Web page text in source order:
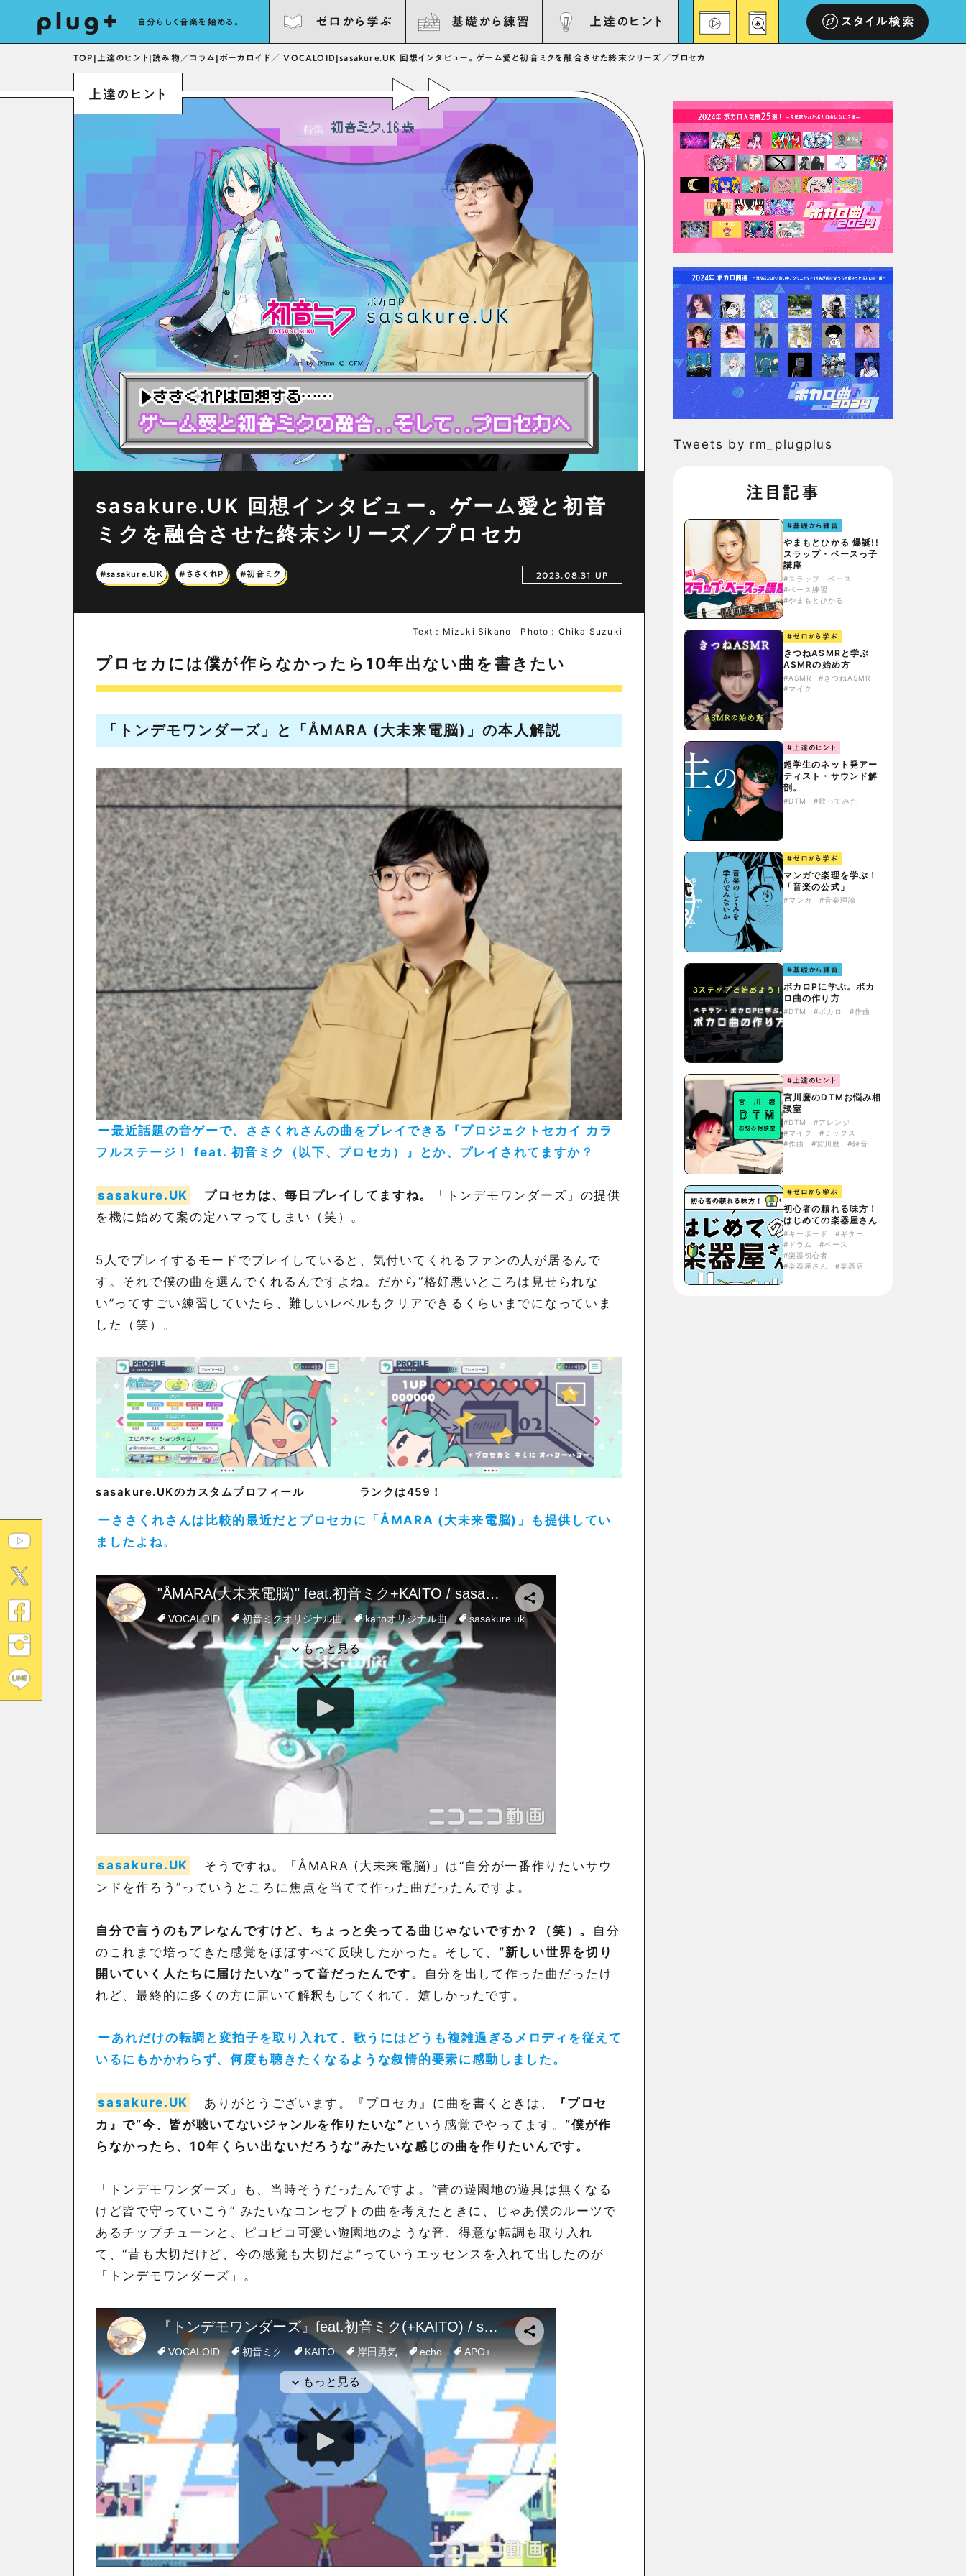
自分らしく音楽を始める。 ゼロから学ぶ 基礎から練習 上達のヒント スタイル検索
TOP | 上達のヒント |読み物／コラム | ボーカロイド／ VOCALOID|sasakure.UK 回想インタビュー。ゲーム愛と初音ミクを融合させた終末シリーズ／プロセカ
上達のヒント
sasakure.UK 回想インタビュー。ゲーム愛と初音
ミクを融合させた終末シリーズ／プロセカ
#sasakure.UK #ささくれP #初音ミク 2023.08.31 UP
Text：Mizuki Sikano Photo：Chika Suzuki
プロセカには僕が作らなかったら10年出ない曲を書きたい
「トンデモワンダーズ」と「ÅMARA (大未来電脳)」の本人解説
ー最近話題の音ゲーで、ささくれさんの曲をプレイできる『プロジェクトセカイ カラ
フルステージ！ feat. 初音ミク（以下、プロセカ）』とか、プレイされてますか？
sasakure.UK プロセカは、毎日プレイしてますね。
「トンデモワンダーズ」の提供
を機に始めて案の定ハマってしまい（笑）。
5人でプレイするモードでプレイしていると、気付いてくれるファンの人が居るんで
す。それで僕の曲を選んでくれるんですよね。だから“格好悪いところは見せられな
い”ってすごい練習していたら、難しいレベルもクリアできるくらいまでになっていま
した（笑）。
sasakure.UKのカスタムプロフィール ランクは459！
ーささくれさんは比較的最近だとプロセカに「ÅMARA (大未来電脳)」も提供してい
ましたよね。
sasakure.UK
そうですね。「ÅMARA (大未来電脳)」は“自分が一番作りたいサウ
ンドを作ろう”っていうところに焦点を当てて作った曲だったんですよ。
自分で言うのもアレなんですけど、ちょっと尖ってる曲じゃないですか？（笑）。
自分
のこれまで培ってきた感覚をほぼすべて反映したかった。そして、 “新しい世界を切り
開いていく人たちに届けたいな”って音だったんです。
自分を出して作った曲だったけ
れど、最終的に多くの方に届いて解釈もしてくれて、嬉しかったです。
ーあれだけの転調と変拍子を取り入れて、歌うにはどうも複雑過ぎるメロディを従えて
いるにもかかわらず、何度も聴きたくなるような叙情的要素に感動しました。
sasakure.UK ありがとうございます。『プロセカ』に曲を書くときは、
『プロセ
カ』で“今、皆が聴いてないジャンルを作りたいな” という感覚でやってます。 “僕が作
らなかったら、10年くらい出ないだろうな”みたいな感じの曲を作りたいんです。
「トンデモワンダーズ」も、当時そうだったんですよ。“昔の遊園地の遊具は無くなる
けど皆で守っていこう” みたいなコンセプトの曲を考えたときに、じゃあ僕のルーツで
あるチップチューンと、ピコピコ可愛い遊園地のような音、得意な転調も取り入れ
て、“昔も大切だけど、今の感覚も大切だよ”っていうエッセンスを入れて出したのが
「トンデモワンダーズ」。
Tweets by rm_plugplus
注目記事
#基礎から練習
やまもとひかる 爆誕!!
スラップ・ベースっ子
講座
#スラップ・ベース
#ベース練習
#やまもとひかる
#ゼロから学ぶ
きつねASMRと学ぶ
ASMRの始め方
#ASMR
#きつねASMR
#マイク
#上達のヒント
超学生のネット発アー
ティスト・サウンド解
剖。
#DTM #歌ってみた
#ゼロから学ぶ
マンガで楽理を学ぶ！
「音楽の公式」
#マンガ #音楽理論
#基礎から練習
ボカロPに学ぶ。ボカ
ロ曲の作り方
#DTM #ボカロ #作曲
#上達のヒント
宮川麿のDTMお悩み相
談室
#DTM
#アレンジ
#マイク
#ミックス
#作曲
#宮川麿 #録音
#ゼロから学ぶ
初心者の頼れる味方！
はじめての楽器屋さん
#キーボード
#ギター
#ドラム
#ベース
#楽器初心者
#楽器屋さん
#楽器店